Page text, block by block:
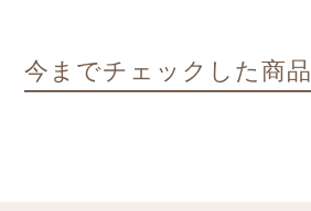
今までチェックした商品